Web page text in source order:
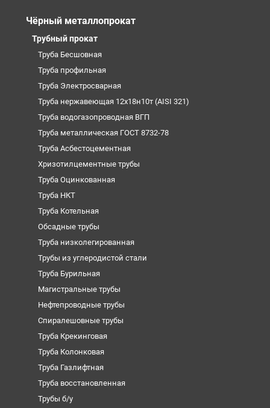
Чёрный металлопрокат
Трубный прокат
Труба Бесшовная
Труба профильная
Труба Электросварная
Труба нержавеющая 12х18н10т (AISI 321)
Труба водогазопроводная ВГП
Труба металлическая ГОСТ 8732-78
Труба Асбестоцементная
Хризотилцементные трубы
Труба Оцинкованная
Труба НКТ
Труба Котельная
Обсадные трубы
Труба низколегированная
Трубы из углеродистой стали
Труба Бурильная
Магистральные трубы
Нефтепроводные трубы
Спиралешовные трубы
Труба Крекинговая
Труба Колонковая
Труба Газлифтная
Труба восстановленная
Трубы б/у